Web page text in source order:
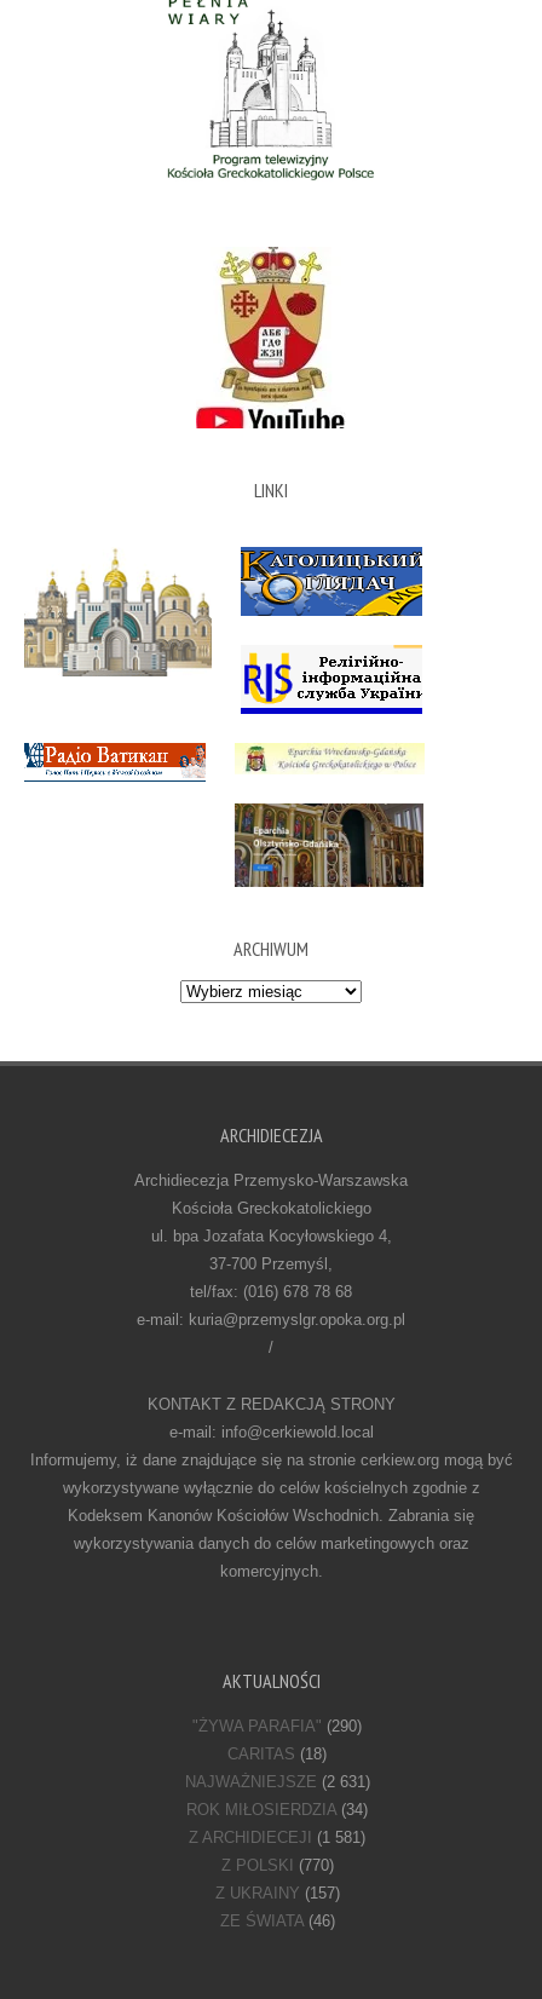
LINKI
ARCHIWUM
Archiwum
ARCHIDIECEZJA
Archidiecezja Przemysko-Warszawska
Kościoła Greckokatolickiego
ul. bpa Jozafata Kocyłowskiego 4,
37-700 Przemyśl,
tel/fax: (016) 678 78 68
e-mail: kuria@przemyslgr.opoka.org.pl
/
KONTAKT Z REDAKCJĄ STRONY
e-mail: info@cerkiewold.local
Informujemy, iż dane znajdujące się na stronie cerkiew.org mogą być
wykorzystywane wyłącznie do celów kościelnych zgodnie z
Kodeksem Kanonów Kościołów Wschodnich. Zabrania się
wykorzystywania danych do celów marketingowych oraz
komercyjnych.
AKTUALNOŚCI
"ŻYWA PARAFIA" (290)
CARITAS (18)
NAJWAŻNIEJSZE (2 631)
ROK MIŁOSIERDZIA (34)
Z ARCHIDIECEJI (1 581)
Z POLSKI (770)
Z UKRAINY (157)
ZE ŚWIATA(46)